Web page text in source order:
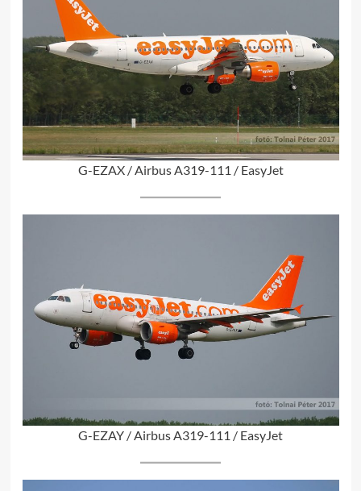
G-EZAX / Airbus A319-111 / EasyJet
G-EZAY / Airbus A319-111 / EasyJet